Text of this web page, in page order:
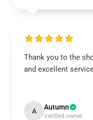
Thank you to the
and excellent
A Autumn
Verified owner